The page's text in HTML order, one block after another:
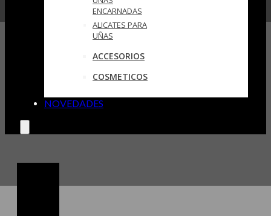
ENCARNADAS
ALICATES PARA
UÑAS
ACCESORIOS
COSMETICOS
NOVEDADES